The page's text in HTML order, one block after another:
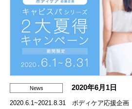
News 2020年6月1日
2020.6.1~2021.8.31 ボディケア応援企画